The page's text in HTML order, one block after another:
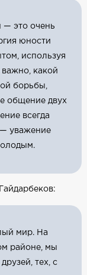
— это очень
юности
используя
какой
борьбы,
общение двух
всегда
— уважение
мир. На
районе, мы
тех, с